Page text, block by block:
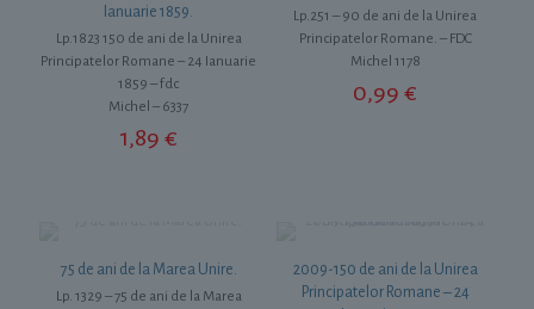
Ianuarie 1859.
Lp.1823 150 de ani de la Unirea
Principatelor Romane – 24 Ianuarie
1859 – fdc
Michel – 6337
1,89€
Lp.251 – 90 de ani de la Unirea
Principatelor Romane. – FDC
Michel 1178
0,99€
75 de ani de la Marea Unire.
Lp. 1329 – 75 de ani de la Marea
2009-150 de ani de la Unirea
Principatelor Romane – 24